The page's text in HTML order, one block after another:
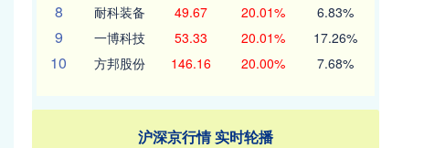
8 耐科装备 49.67 20.01% 6.83%
9 一博科技 53.33 20.01% 17.26%
10 方邦股份 146.16 20.00% 7.68%
沪深京行情 实时轮播